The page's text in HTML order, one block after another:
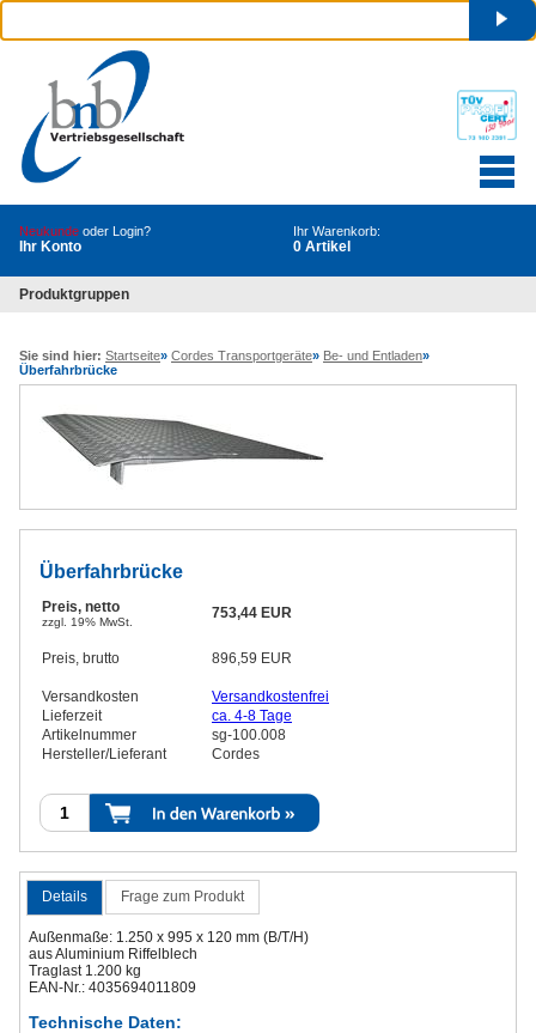
Neukunde oder Login?
Ihr Konto
Ihr Warenkorb:
0 Artikel
Produktgruppen
Sie sind hier: Startseite» Cordes Transportgeräte» Be- und Entladen»
Überfahrbrücke
Überfahrbrücke
Preis, netto
zzgl. 19% MwSt.
753,44 EUR
Preis, brutto 896,59 EUR
Versandkosten
Versandkostenfrei
Lieferzeit
ca. 4-8 Tage
Artikelnummer
sg-100.008
Hersteller/Lieferant
Cordes
Details Frage zum Produkt
Außenmaße: 1.250 x 995 x 120 mm (B/T/H)
aus Aluminium Riffelblech
Traglast 1.200 kg
EAN-Nr.: 4035694011809
Technische Daten: